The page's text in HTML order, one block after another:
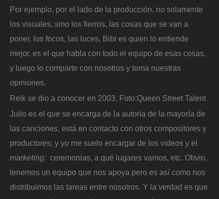
Por ejemplo, por el lado de la producción, no solamente
los visuales, sino los fierros, las cosas que se van a
poner, los focos, las luces, Bibi es quien lo entiende
mejor, es el que habla con todo el equipo de esas cosas,
y luego lo comparte con nosotros y toma nuestras
opiniones.
Reik se dio a conocer en 2003. Foto:Queen Street Talent
Julio es el que se encarga de la autoría de la mayoría de
las canciones, está en contacto con otros compositores y
productores; y yo me suelo encargar de los videos y el
marketing: ceremonias, a qué lugares vamos, etc. Obvio,
tenemos un equipo que nos apoya pero es así como nos
distribuimos las tareas entre nosotros. Y la verdad es que